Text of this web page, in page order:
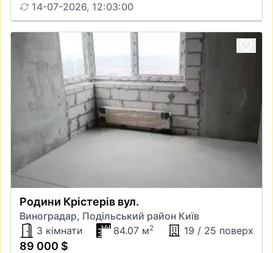
14-07-2026, 12:03:00
Родини Крістерів вул.
Виноградар, Подільський район Київ
3 кімнати
84.07 м2 19 / 25 поверх
89 000 $